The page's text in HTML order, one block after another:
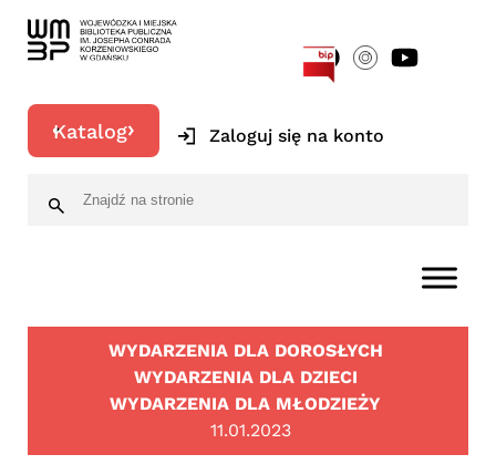
Katalog Zaloguj się na konto
WYDARZENIA DLA DOROSŁYCH
WYDARZENIA DLA DZIECI
WYDARZENIA DLA MŁODZIEŻY
11.01.2023